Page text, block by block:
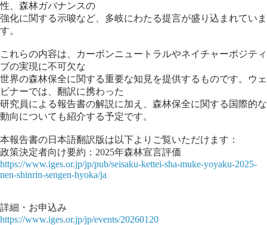
性、森林ガバナンスの
強化に関する示唆など、多岐にわたる提言が盛り込まれていま
す。
これらの内容は、カーボンニュートラルやネイチャーポジティ
ブの実現に不可欠な
世界の森林保全に関する重要な知見を提供するものです。ウェ
ビナーでは、翻訳に携わった
研究員による報告書の解説に加え、森林保全に関する国際的な
動向についても紹介する予定です。
本報告書の日本語翻訳版は以下よりご覧いただけます：
政策決定者向け要約：2025年森林宣言評価
https://www.iges.or.jp/jp/pub/seisaku-kettei-sha-muke-yoyaku-2025-
nen-shinrin-sengen-hyoka/ja
詳細・お申込み
https://www.iges.or.jp/jp/events/20260120